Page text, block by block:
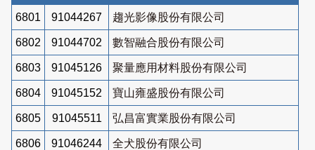
6801 91044267 趨光影像股份有限公司
6802 91044702 數智融合股份有限公司
6803 91045126 聚量應用材料股份有限公司
6804 91045152 寶山雍盛股份有限公司
6805 91045511 弘昌富實業股份有限公司
6806 91046244 全犬股份有限公司